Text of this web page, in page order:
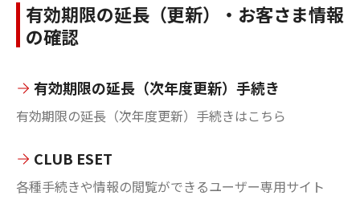
有効期限の延長（更新）・お客さま情報
の確認
有効期限の延長（次年度更新）手続き
有効期限の延長（次年度更新）手続きはこちら
CLUB ESET
各種手続きや情報の閲覧ができるユーザー専用サイト